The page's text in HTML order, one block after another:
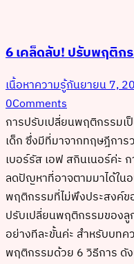
6 เคล็ดลับ! ปรับพฤติก
เนื้อหาความรู้กันยายน 7,
0Comments
การปรับเปลี่ยนพฤติกรรมเ
เด็ก ซึ่งมีที่มาจากทฤษฎีกา
เบอร์รัส เอฟ สกินเนอร์ค่ะ
ลดปัญหาที่อาจตามมาได้ใน
พฤติกรรมที่ไม่พึงประสงค์
ปรับเปลี่ยนพฤติกรรมของ
อย่างทีละขั้นค่ะ สำหรับบท
พฤติกรรมด้วย 6 วิธีการ ดั